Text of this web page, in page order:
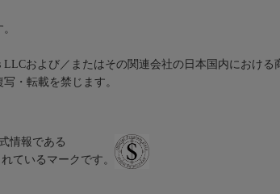
および／またはその関連会社の日本国内における
・転載を禁じます。
情報である
ているマークです。